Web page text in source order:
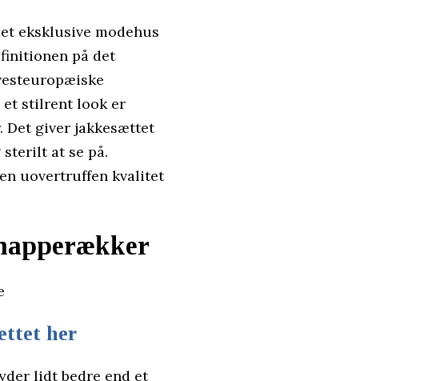
eksklusive modehus
på det
et stilrent look er
Det giver jakkesættet
at se på.
uovertruffen kvalitet
her
lidt bedre end et